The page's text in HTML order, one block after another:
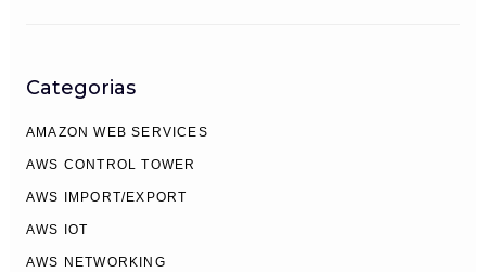
Categorias
AMAZON WEB SERVICES
AWS CONTROL TOWER
AWS IMPORT/EXPORT
AWS IOT
AWS NETWORKING